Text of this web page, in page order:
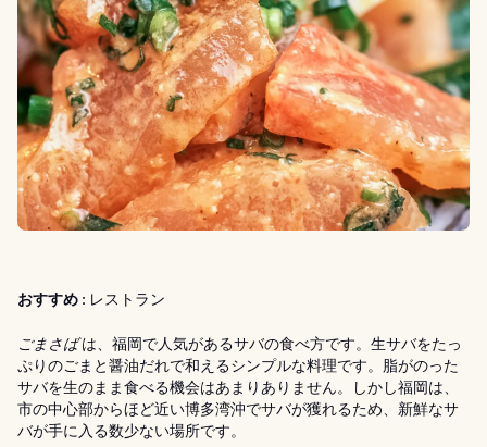
おすすめ : レストラン
ごまさばは、福岡で人気があるサバの食べ方です。生サバをたっ
ぷりのごまと醤油だれで和えるシンプルな料理です。脂がのった
サバを生のまま食べる機会はあまりありません。しかし福岡は、
市の中心部からほど近い博多湾沖でサバが獲れるため、新鮮なサ
バが手に入る数少ない場所です。